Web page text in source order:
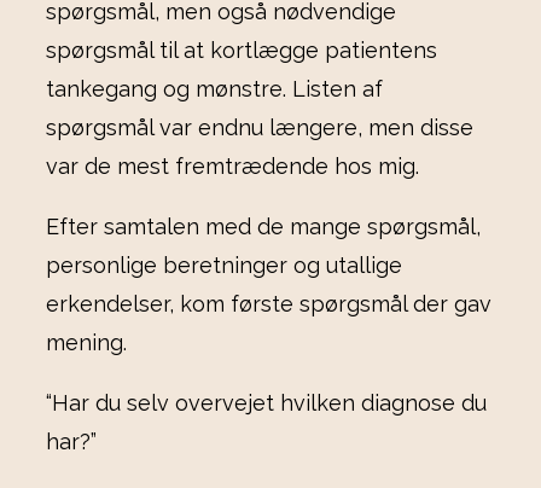
spørgsmål, men også nødvendige
spørgsmål til at kortlægge patientens
tankegang og mønstre. Listen af
spørgsmål var endnu længere, men disse
var de mest fremtrædende hos mig.
Efter samtalen med de mange spørgsmål,
personlige beretninger og utallige
erkendelser, kom første spørgsmål der gav
mening.
“Har du selv overvejet hvilken diagnose du
har?”